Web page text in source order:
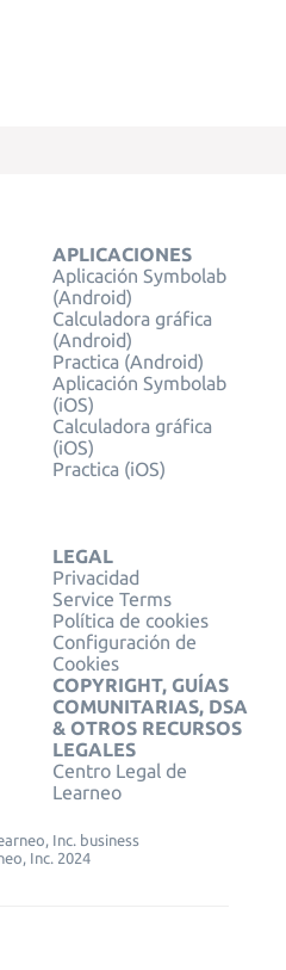
APLICACIONES
Aplicación Symbolab
(Android)
Calculadora gráfica
(Android)
Practica (Android)
Aplicación Symbolab
(iOS)
Calculadora gráfica
(iOS)
Practica (iOS)
LEGAL
Privacidad
Service Terms
Política de cookies
Configuración de
Cookies
COPYRIGHT, GUÍAS
COMUNITARIAS, DSA
& OTROS RECURSOS
LEGALES
Centro Legal de
Learneo
Inc. business
Inc. 2024